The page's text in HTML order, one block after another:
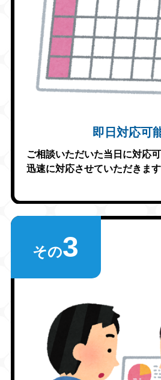
即日対応可
ご相談いただいた当日に対応可
迅速に対応させていただきます
その3